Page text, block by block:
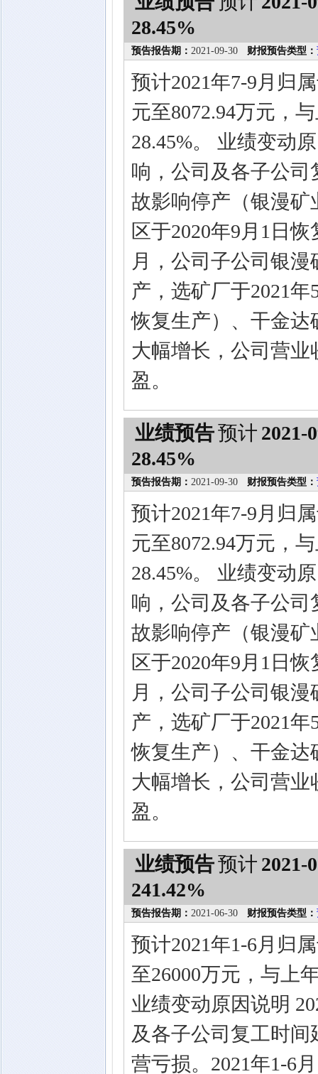
28.45%
预告报告期： 2021-09-30 财报预告类型：
预计2021年7-9月归
元至8072.94万元，
28.45%。 业绩变动
响，公司及各子公司
故影响停产（银漫矿
区于2020年9月1日
月，公司子公司银
产，选矿厂于2021
恢复生产）、干金
大幅增长，公司营
盈。
业绩预告预计 2021-
28.45%
预告报告期： 2021-09-30 财报预告类型：
预计2021年7-9月归
元至8072.94万元，
28.45%。 业绩变动
响，公司及各子公司
故影响停产（银漫矿
区于2020年9月1日
月，公司子公司银
产，选矿厂于2021
恢复生产）、干金
大幅增长，公司营
盈。
业绩预告预计 2021-
241.42%
预告报告期： 2021-06-30 财报预告类型：
预计2021年1-6月归
至26000万元，与上
业绩变动原因说明
及各子公司复工时
营亏损。2021年1-6